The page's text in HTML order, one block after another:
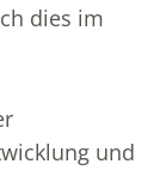
dies im
und